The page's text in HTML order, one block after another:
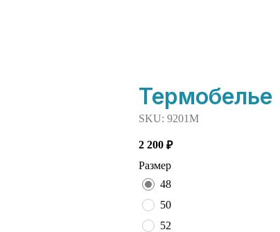
Термобелье
SKU: 9201М
2 200 ₽
Размер
48
50
52